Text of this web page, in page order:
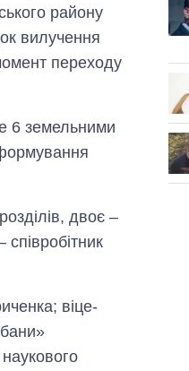
району
вилучення
переходу
6 земельними
двоє –
віце-